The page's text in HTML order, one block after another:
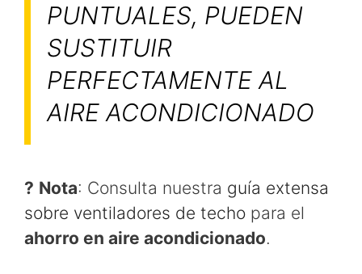
PUNTUALES, PUEDEN
SUSTITUIR
PERFECTAMENTE AL
AIRE ACONDICIONADO
? Nota: Consulta nuestra guía extensa
sobre ventiladores de techo para el
ahorro en aire acondicionado.